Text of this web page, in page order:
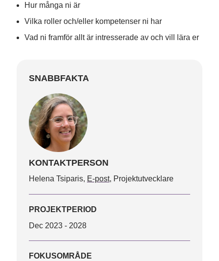
SNABBFAKTA
KONTAKTPERSON
Helena Tsiparis E-post Projektutvecklare
PROJEKTPERIOD
Dec 2023 - 2028
FOKUSOMRÅDE
Hur många ni är
Vilka roller och/eller kompetenser ni har
Vad ni framför allt är intresserade av och vill lära er